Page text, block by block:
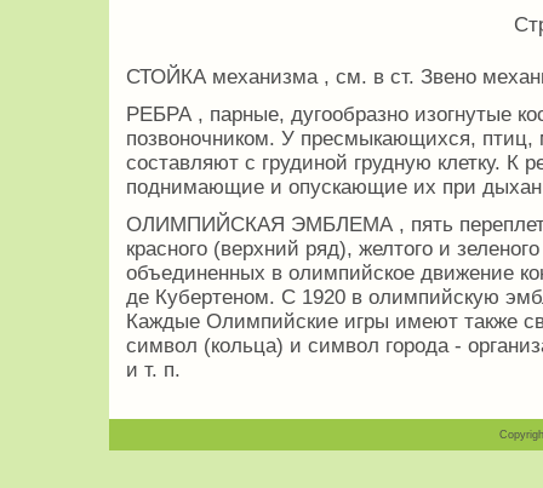
СТОЙКА механизма , см. в ст. Звено
РЕБРА , парные, дугообразно изогнутые
позвоночником. У пресмыкающихся, птиц,
составляют с грудиной грудную клетку.
поднимающие и опускающие их при
ОЛИМПИЙСКАЯ ЭМБЛЕМА , пять
красного (верхний ряд), желтого и
объединенных в олимпийское движение
де Кубертеном. С 1920 в олимпийскую
Каждые Олимпийские игры имеют также
символ (кольца) и символ города -
и т. п.